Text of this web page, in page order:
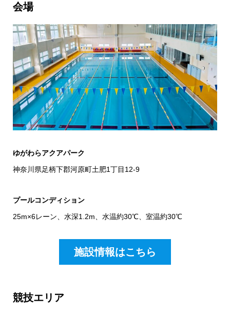
会場
ゆがわらアクアパーク
神奈川県足柄下郡河原町土肥1丁目12-9
プールコンディション
25m×6レーン、水深1.2m、水温約30℃、室温約30℃
施設情報はこちら
競技エリア